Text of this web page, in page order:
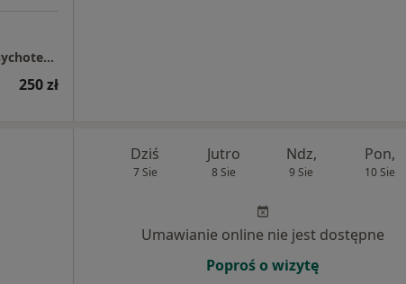
" Jak Rosną Skrzydła" Prywatny Ośrodek Psychoterapii - Hanna Bartkowiak-Szwarc
250 zł
Dziś
7 Sie
Jutro
8 Sie
Ndz,
9 Sie
Pon,
10 Sie
Umawianie online nie jest dostępne
Poproś o wizytę